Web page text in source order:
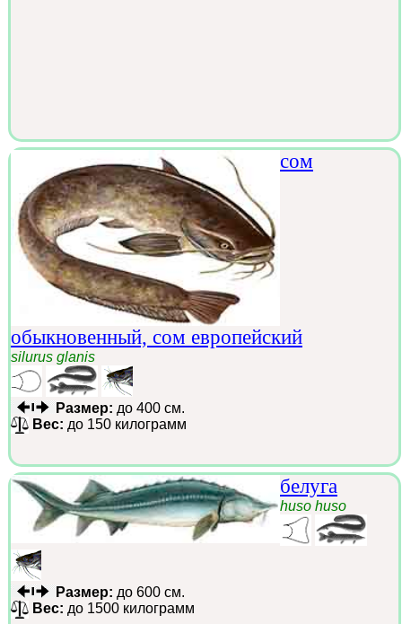
сом
обыкновенный, сом европейский
silurus glanis
Размер: до 400 см.
Вес: до 150 килограмм
белуга
huso huso
Размер: до 600 см.
Вес: до 1500 килограмм